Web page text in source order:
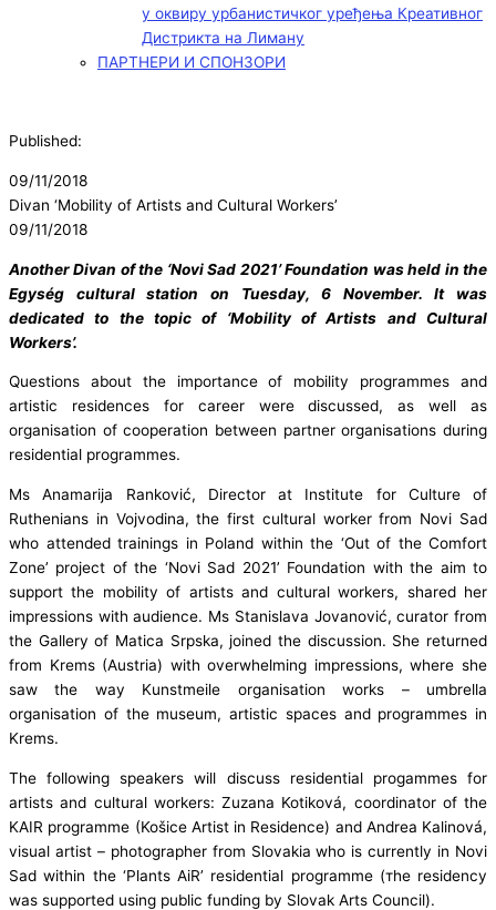
у оквиру урбанистичког уређења Креативног
Дистрикта на Лиману
ПАРТНЕРИ И СПОНЗОРИ
Published:
09/11/2018
Divan ‘Mobility of Artists and Cultural Workers’
09/11/2018
Another Divan of the ‘Novi Sad 2021’ Foundation was held in the
Egység cultural station on Tuesday, 6 November. It was
dedicated to the topic of ‘Mobility of Artists and Cultural
Workers’.
Questions about the importance of mobility programmes and
artistic residences for career were discussed, as well as
organisation of cooperation between partner organisations during
residential programmes.
Ms Anamarija Ranković, Director at Institute for Culture of
Ruthenians in Vojvodina, the first cultural worker from Novi Sad
who attended trainings in Poland within the ‘Out of the Comfort
Zone’ project of the ‘Novi Sad 2021’ Foundation with the aim to
support the mobility of artists and cultural workers, shared her
impressions with audience. Ms Stanislava Jovanović, curator from
the Gallery of Matica Srpska, joined the discussion. She returned
from Krems (Austria) with overwhelming impressions, where she
saw the way Kunstmeile organisation works – umbrella
organisation of the museum, artistic spaces and programmes in
Krems.
The following speakers will discuss residential progammes for
artists and cultural workers: Zuzana Kotiková, coordinator of the
KAIR programme (Košice Artist in Residence) and Andrea Kalinová,
visual artist – photographer from Slovakia who is currently in Novi
Sad within the ‘Plants AiR’ residential programme (тhe residency
was supported using public funding by Slovak Arts Council).